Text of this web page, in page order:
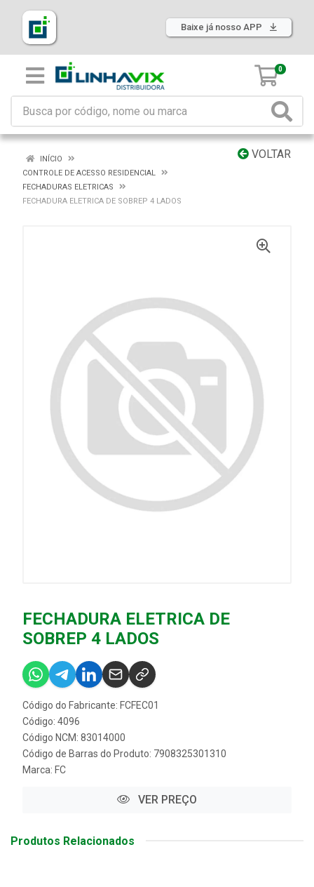
Baixe já nosso APP
0
VOLTAR
INÍCIO
CONTROLE DE ACESSO RESIDENCIAL
FECHADURAS ELETRICAS
FECHADURA ELETRICA DE SOBREP 4 LADOS
FECHADURA ELETRICA DE
SOBREP 4 LADOS
Código do Fabricante: FCFEC01
Código: 4096
Código NCM: 83014000
Código de Barras do Produto: 7908325301310
Marca: FC
VER PREÇO
Produtos Relacionados